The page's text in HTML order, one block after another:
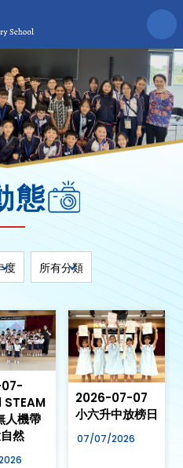
態
度 所有分類
STEAM
人機帶
然
2026-07-07
小六升中放榜日
07/07/2026